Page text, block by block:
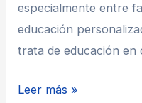
especialmente entre
educación
trata de educación en
¿Porqué
Leer más »